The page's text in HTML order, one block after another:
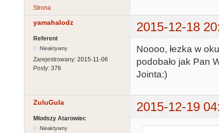
Strona
yamahalodz 2015-12-18
Referent
Nieaktywny
Zarejestrowany: 2015-11-06
Posty: 376
Noooo, łezka w
podobało jak Pan
Jointa:)
ZuluGula 2015-12-19
Młodszy Atarowiec
Nieaktywny